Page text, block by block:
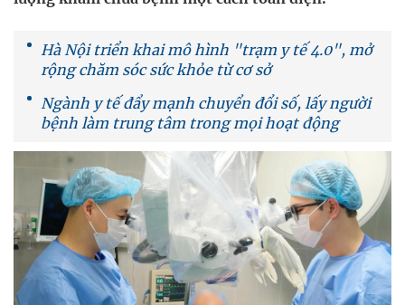
Hà Nội triển khai mô hình "trạm y tế 4.0", mở
rộng chăm sóc sức khỏe từ cơ sở
Ngành y tế đẩy mạnh chuyển đổi số, lấy người
bệnh làm trung tâm trong mọi hoạt động